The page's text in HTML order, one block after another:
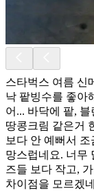
스타벅스 여름 신
낙 팥빙수를 좋아
어... 바닥에 팥,
땅콩크림 같은거
보다 안 예뻐서
망스럽네요. 너무
즈들 보다 작고,
차이점을 모르겠